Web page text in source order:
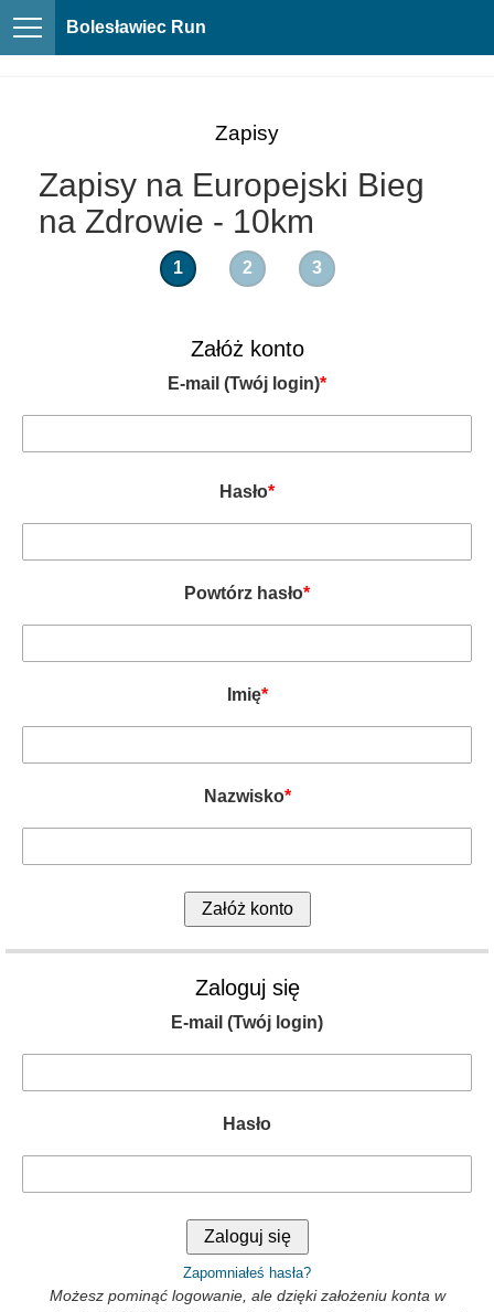
Bolesławiec Run
Zapisy
Zapisy na Europejski Bieg
na Zdrowie - 10km
1 2 3
Załóż konto
E-mail (Twój login)*
Hasło*
Powtórz hasło*
Imię*
Nazwisko*
Zaloguj się
E-mail (Twój login)
Hasło
Zapomniałeś hasła?
Możesz pominąć logowanie, ale dzięki założeniu konta w